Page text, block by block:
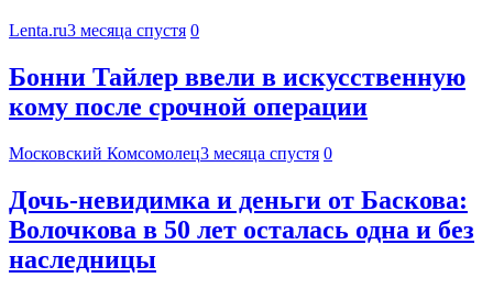
Lenta.ru3 месяца спустя 0
Бонни Тайлер ввели в искусственную
кому после срочной операции
Московский Комсомолец3 месяца спустя 0
Дочь-невидимка и деньги от Баскова:
Волочкова в 50 лет осталась одна и без
наследницы